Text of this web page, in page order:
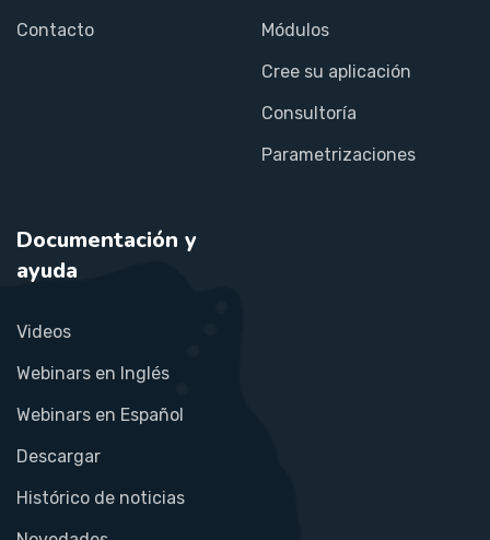
Contacto
Módulos
Cree su aplicación
Consultoría
Parametrizaciones
Documentación y
ayuda
Videos
Webinars en Inglés
Webinars en Español
Descargar
Histórico de noticias